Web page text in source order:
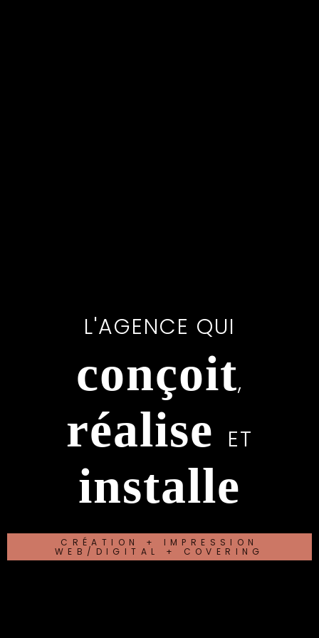
L'AGENCE QUI
conçoit,
réalise ET
installe
CRÉATION + IMPRESSION
WEB/DIGITAL + COVERING